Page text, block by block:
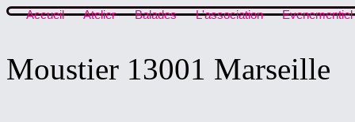
Accueil Atelier Balades L'association Evenementiel
Moustier 13001 Marseille